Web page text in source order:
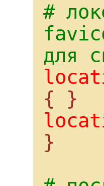
#
для
}